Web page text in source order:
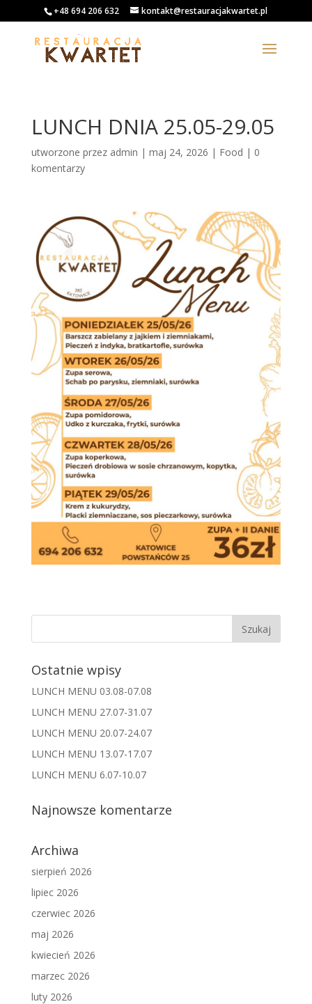
+48 694 206 632 kontakt@restauracjakwartet.pl
LUNCH DNIA 25.05-29.05
utworzone przez admin | maj 24, 2026 | Food | 0
komentarzy
Ostatnie wpisy
LUNCH MENU 03.08-07.08
LUNCH MENU 27.07-31.07
LUNCH MENU 20.07-24.07
LUNCH MENU 13.07-17.07
LUNCH MENU 6.07-10.07
Najnowsze komentarze
Archiwa
sierpień 2026
lipiec 2026
czerwiec 2026
maj 2026
kwiecień 2026
marzec 2026
luty 2026